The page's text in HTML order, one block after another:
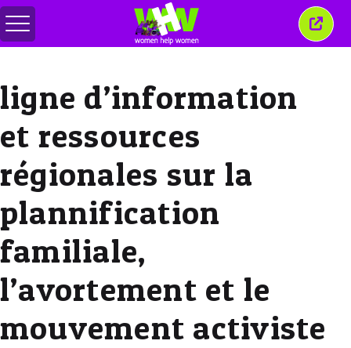
Basculer
le
cette
ligne d’information
et ressources
régionales sur la
plannification
familiale,
l’avortement et le
mouvement activiste